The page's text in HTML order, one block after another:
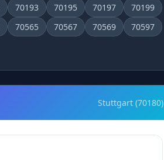
70193 70195 70197
70199
70565 70567 70569
70597
Stuttgart (70180)